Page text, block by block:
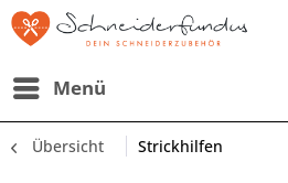
Menü
Übersicht Strickhilfen